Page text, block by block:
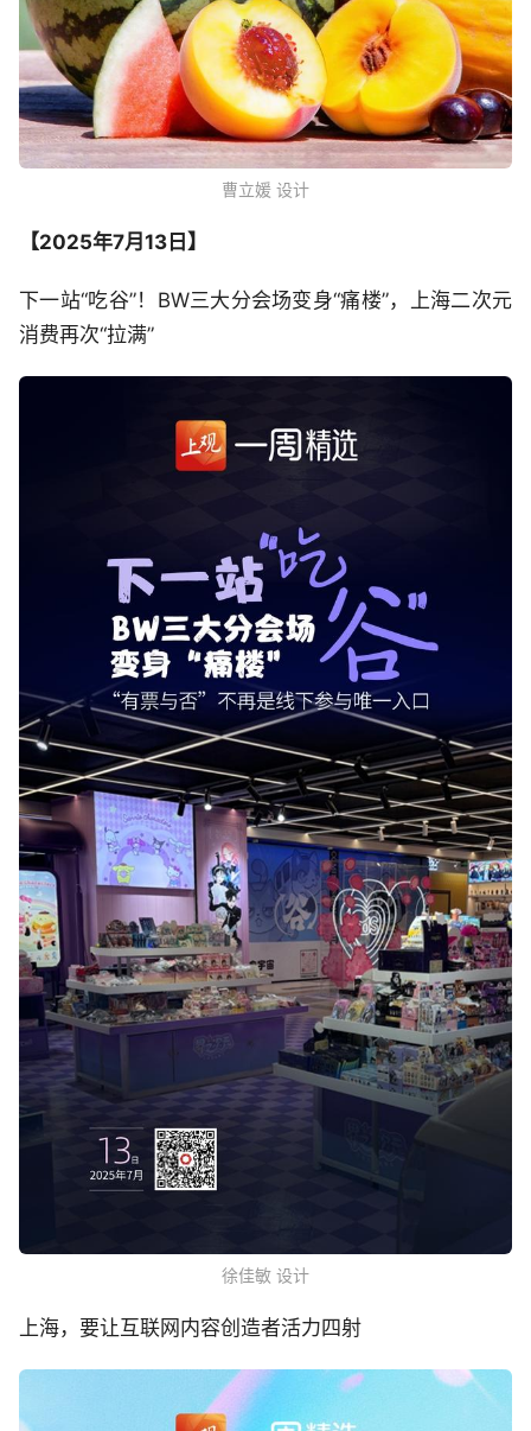
曹立媛 设计
【2025年7月 13日】
下一站“吃谷”！BW三大分会场变身“痛楼”，上海二次元
消费再次“拉满”
徐佳敏 设计
上海，要让互联网内容创造者活力四射